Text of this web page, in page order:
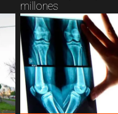
millones